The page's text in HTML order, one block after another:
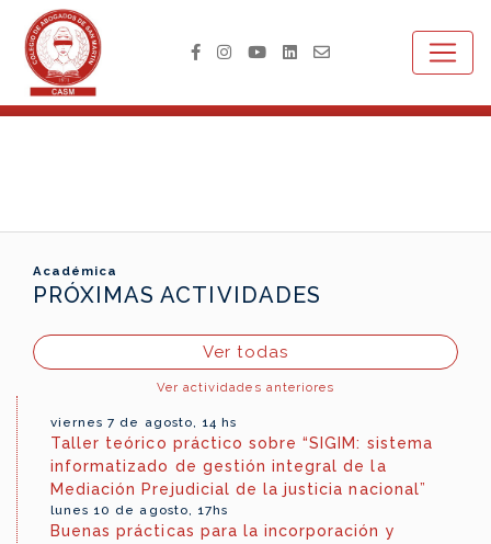
Académica
PRÓXIMAS ACTIVIDADES
Ver todas
Ver actividades anteriores
viernes 7 de agosto, 14 hs
Taller teórico práctico sobre “SIGIM: sistema
informatizado de gestión integral de la
Mediación Prejudicial de la justicia nacional”
lunes 10 de agosto, 17hs
Buenas prácticas para la incorporación y